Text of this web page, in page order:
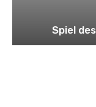
Spiel